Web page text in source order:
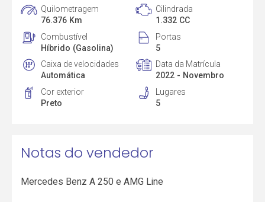
Quilometragem
76.376 Km
Cilindrada
1.332 CC
Combustível
Híbrido (Gasolina)
Portas
5
Caixa de velocidades
Automática
Data da Matrícula
2022 - Novembro
Cor exterior
Preto
Lugares
5
Notas do vendedor
Mercedes Benz A 250 e AMG Line